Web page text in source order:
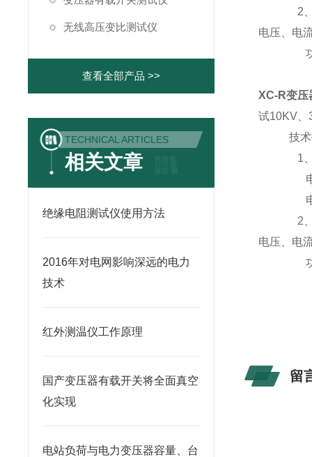
无线高压变比测试仪
查看全部产品 >>
TECHNICAL ARTICLES
相关文章
绝缘电阻测试仪使用方法
2016年对电网影响深远的电力
技术
红外测温仪工作原理
国产变压器有载开关将全面真空
化实现
电站负荷与电力变压器容量、台
2、准
电压、电
功率：
XC-R变压
试10KV、
技术
1、输
电压
电流
2、准
电压、电
功率：
留